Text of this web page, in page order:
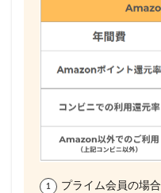
プライム会員の場合